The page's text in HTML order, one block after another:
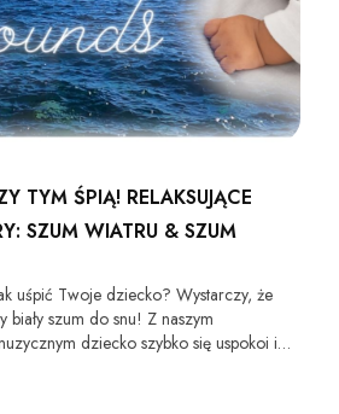
TYM ŚPIĄ! RELAKSUJĄCE
SZUM WIATRU & SZUM
uśpić Twoje dziecko? Wystarczy, że
biały szum do snu! Z naszym
dziecko szybko się uspokoi i
muzyka usypia dzieci także na całą